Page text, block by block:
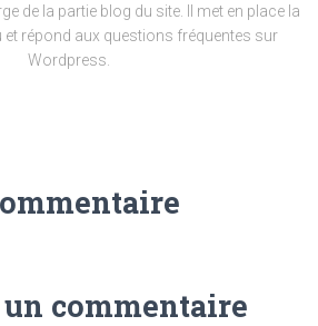
de la partie blog du site. Il met en place la
et répond aux questions fréquentes sur
Wordpress.
commentaire